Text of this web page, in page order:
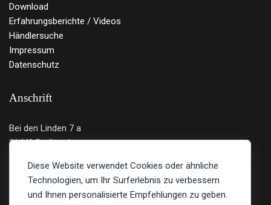
Download
Erfahrungsberichte / Videos
Händlersuche
Impressum
Datenschutz
Anschrift
Bei den Linden 7 a
21449 Radbruch
Tel.: 04131 - 219 12 89
E-Mail:info@bulltron.de
Diese Website verwendet Cookies oder ähnliche
Technologien, um Ihr Surferlebnis zu verbessern
und Ihnen personalisierte Empfehlungen zu geben.